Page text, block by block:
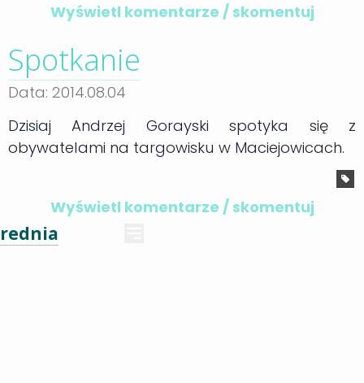
Wyświetl komentarze / skomentuj
Spotkanie
Data: 2014.08.04
Dzisiaj Andrzej Gorayski spotyka się z
obywatelami na targowisku w Maciejowicach.
Wyświetl komentarze / skomentuj